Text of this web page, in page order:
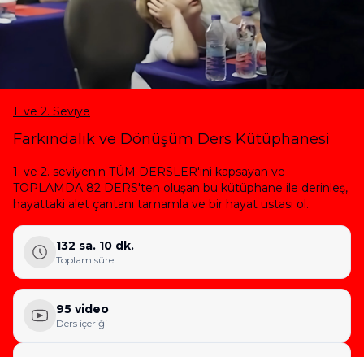
1. ve 2. Seviye
Farkındalık ve Dönüşüm Ders Kütüphanesi
1. ve 2. seviyenin TÜM DERSLER'ini kapsayan ve
TOPLAMDA 82 DERS'ten oluşan bu kütüphane ile derinleş,
hayattaki alet çantanı tamamla ve bir hayat ustası ol.
132 sa. 10 dk.
Toplam süre
95 video
Ders içeriği